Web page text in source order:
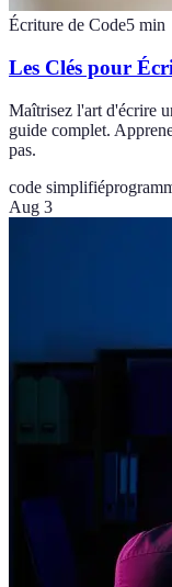
Écriture de Code5 min
Les Clés pour
Maîtrisez l'art d'écrire
guide complet.
pas.
code simplifié
Aug 3